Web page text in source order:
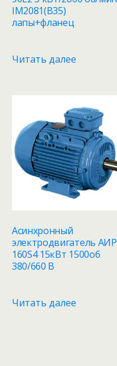
IM2081(B35)
лапы+фланец
Читать далее
Асинхронный
электродвигатель АИР
160S4 15кВт 1500об
380/660 В
Читать далее